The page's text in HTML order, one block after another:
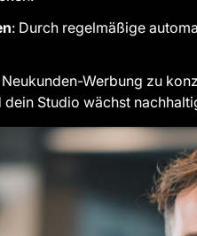
: Durch regelmäßige
Werbung zu
dein Studio wächst